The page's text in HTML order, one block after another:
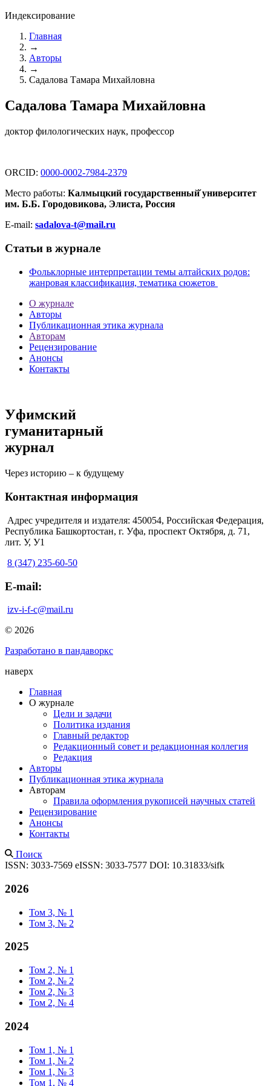
Индексирование
Главная
→
Авторы
→
Садалова Тамара Михайловна
Садалова Тамара Михайловна
доктор филологических наук, профессор
ORCID: 0000-0002-7984-2379
Место работы: Калмыцкий государственный̆ университет
им. Б.Б. Городовикова, Элиста, Россия
E-mail: sadalova-t@mail.ru
Статьи в журнале
Фольклорные интерпретации темы алтайских родов:
жанровая классификация, тематика сюжетов
О журнале
Авторы
Публикационная этика журнала
Авторам
Рецензирование
Анонсы
Контакты
Уфимский
гуманитарный
журнал
Через историю – к будущему
Контактная информация
Адрес учредителя и издателя: 450054, Российская Федерация,
Республика Башкортостан, г. Уфа, проспект Октября, д. 71,
лит. У, У1
8 (347) 235-60-50
E-mail:
izv-i-f-c@mail.ru
© 2026
Разработано в пандаворкс
наверх
Главная
О журнале
Цели и задачи
Политика издания
Главный редактор
Редакционный совет и редакционная коллегия
Редакция
Авторы
Публикационная этика журнала
Авторам
Правила оформления рукописей научных статей
Рецензирование
Анонсы
Контакты
Поиск
ISSN: 3033-7569 eISSN: 3033-7577 DOI: 10.31833/sifk
2026
Том 3, № 1
Том 3, № 2
2025
Том 2, № 1
Том 2, № 2
Том 2, № 3
Том 2, № 4
2024
Том 1, № 1
Том 1, № 2
Том 1, № 3
Том 1, № 4